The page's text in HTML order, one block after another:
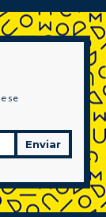
se
Enviar